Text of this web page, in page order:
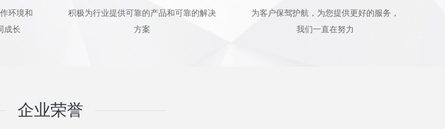
环境和
成长
积极为行业提供可靠的产品和可靠的解决
方案
为客户保驾护航，为您提供更好的服务，
我们一直在努力
企业荣誉